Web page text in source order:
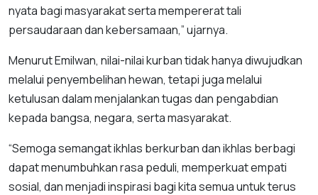
nyata bagi masyarakat serta mempererat tali
persaudaraan dan kebersamaan,” ujarnya.
Menurut Emilwan, nilai-nilai kurban tidak hanya diwujudkan
melalui penyembelihan hewan, tetapi juga melalui
ketulusan dalam menjalankan tugas dan pengabdian
kepada bangsa, negara, serta masyarakat.
“Semoga semangat ikhlas berkurban dan ikhlas berbagi
dapat menumbuhkan rasa peduli, memperkuat empati
sosial, dan menjadi inspirasi bagi kita semua untuk terus